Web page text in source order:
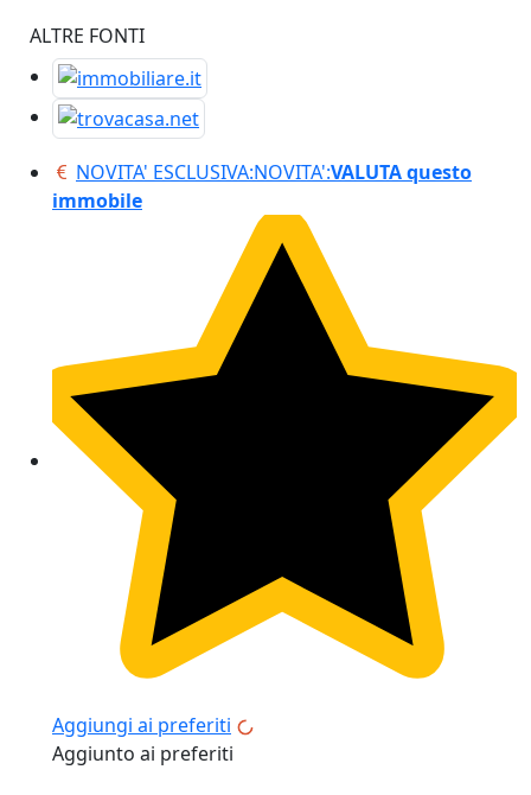
ALTRE FONTI
NOVITA' ESCLUSIVA:NOVITA':VALUTA questo
immobile
Aggiungi ai preferiti
Aggiunto ai preferiti